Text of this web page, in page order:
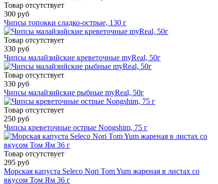
Товар отсутствует
300 руб
Чипсы топокки сладко-острые, 130 г
Товар отсутствует
330 руб
Чипсы малайзийские креветочные myReal, 50г
Товар отсутствует
330 руб
Чипсы малайзийские рыбные myReal, 50г
Товар отсутствует
250 руб
Чипсы креветочные острые Nongshim, 75 г
Товар отсутствует
295 руб
Морская капуста Seleco Nori Tom Yum жареная в листах со
вкусом Том Ям 36 г